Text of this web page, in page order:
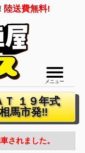
陸送費無料!
メニュー
１９年式
馬市発‼
されました。